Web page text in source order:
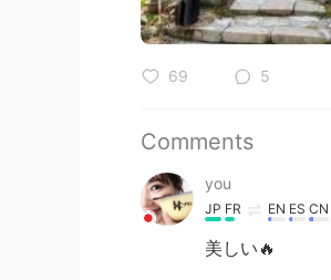
69 5
Comments
you
JP FR EN ES CN
美しい🔥